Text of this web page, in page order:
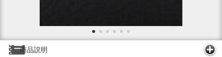
商品説明